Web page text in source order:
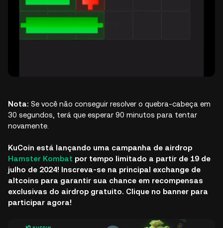
Nota: Se você não conseguir resolver o quebra-cabeça em
30 segundos, terá que esperar 90 minutos para tentar
novamente.
KuCoin está lançando uma campanha de airdrop
Hamster Kombat por tempo limitado a partir de 19 de
julho de 2024! Inscreva-se na principal exchange de
altcoins para garantir sua chance em recompensas
exclusivas do airdrop gratuito. Clique no banner para
participar agora!